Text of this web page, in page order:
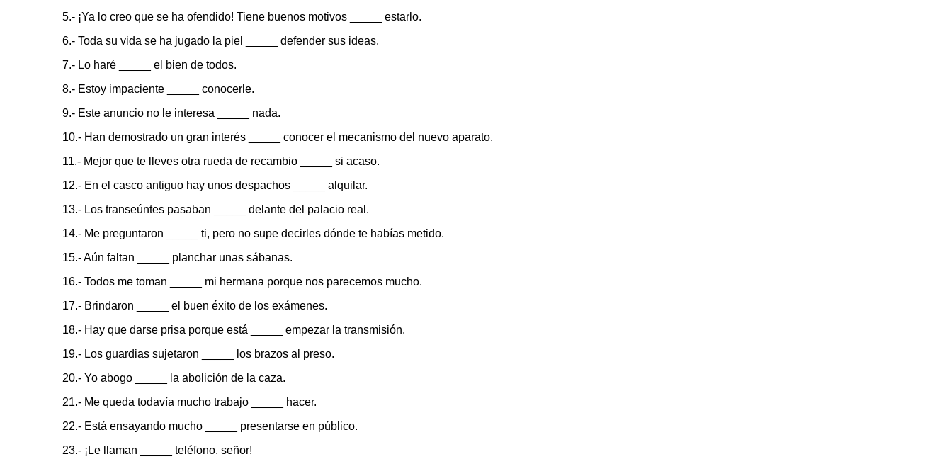
5.- ¡Ya lo creo que se ha ofendido! Tiene buenos motivos _____ estarlo.
6.- Toda su vida se ha jugado la piel _____ defender sus ideas.
7.- Lo haré _____ el bien de todos.
8.- Estoy impaciente _____ conocerle.
9.- Este anuncio no le interesa _____ nada.
10.- Han demostrado un gran interés _____ conocer el mecanismo del nuevo aparato.
11.- Mejor que te lleves otra rueda de recambio _____ si acaso.
12.- En el casco antiguo hay unos despachos _____ alquilar.
13.- Los transeúntes pasaban _____ delante del palacio real.
14.- Me preguntaron _____ ti, pero no supe decirles dónde te habías metido.
15.- Aún faltan _____ planchar unas sábanas.
16.- Todos me toman _____ mi hermana porque nos parecemos mucho.
17.- Brindaron _____ el buen éxito de los exámenes.
18.- Hay que darse prisa porque está _____ empezar la transmisión.
19.- Los guardias sujetaron _____ los brazos al preso.
20.- Yo abogo _____ la abolición de la caza.
21.- Me queda todavía mucho trabajo _____ hacer.
22.- Está ensayando mucho _____ presentarse en público.
23.- ¡Le llaman _____ teléfono, señor!